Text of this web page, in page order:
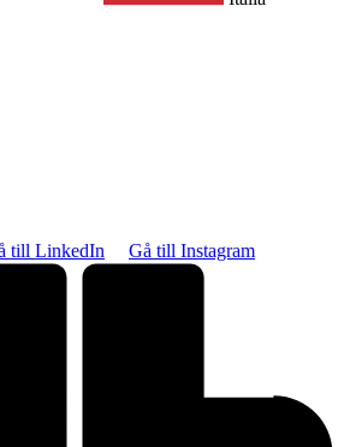
till LinkedIn Gå till Instagram